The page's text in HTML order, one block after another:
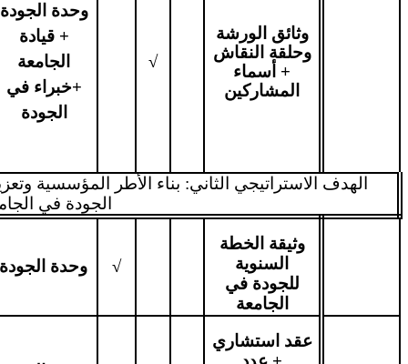
وثائق الورشة
وحلقة النقاش
+ أسماء
المشاركين
√
وحدة الجودة
+ قيادة
الجامعة
+خبراء في
الجودة
الهدف الاستراتيجي الثاني: بناء الأطر المؤسسية
الجودة في
وثيقة الخطة
السنوية
للجودة في
الجامعة
√ وحدة
عقد استشاري